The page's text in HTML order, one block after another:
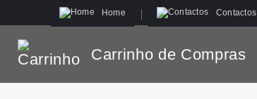
Home Contactos
Carrinho de Compras